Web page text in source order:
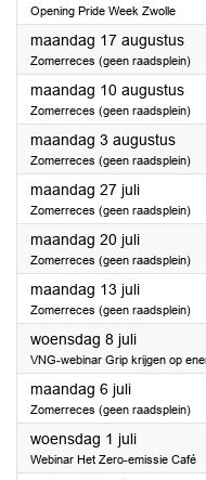
Opening Pride Week Zwolle
maandag 17 augustus
Zomerreces (geen raadsplein)
maandag 10 augustus
Zomerreces (geen raadsplein)
maandag 3 augustus2026
Zomerreces (geen raadsplein)
maandag 27 juli2026
Zomerreces (geen raadsplein)
maandag 20 juli2026
Zomerreces (geen raadsplein)
maandag 13 juli2026
Zomerreces (geen raadsplein)
woensdag 8 juli2026
VNG-webinar Grip krijgen op
maandag 6 juli2026
Zomerreces (geen raadsplein)
woensdag 1 juli2026
Webinar Het Zero-emissie Café